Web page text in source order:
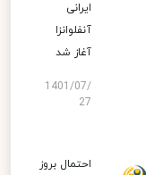
ایرانی
آنفلوانزا
آغاز شد
1401/07/
27
احتمال بروز